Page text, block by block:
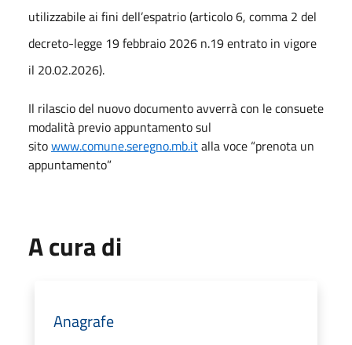
utilizzabile ai fini dell’espatrio (articolo 6, comma 2 del
decreto-legge 19 febbraio 2026 n.19 entrato in vigore
il 20.02.2026).
Il rilascio del nuovo documento avverrà con le consuete
modalità previo appuntamento sul
sitowww.comune.seregno.mb.italla voce “prenota un
appuntamento”
A cura di
Anagrafe